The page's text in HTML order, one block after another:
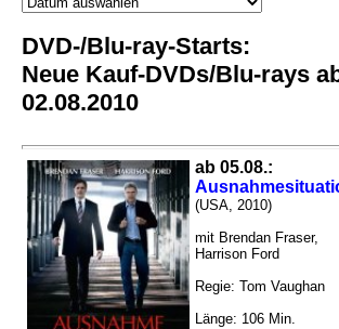
DVD-/Blu-ray-Starts:
Neue Kauf-DVDs/Blu-rays
02.08.2010
ab 05.08.:
(USA, 2010)
mit Brendan Fraser,
Harrison Ford
Regie: Tom Vaughan
Länge: 106 Min.